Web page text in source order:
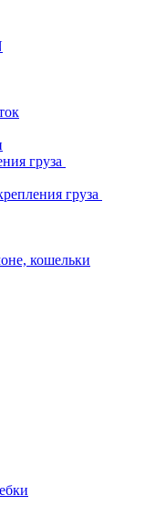
груза
груза
кошельки